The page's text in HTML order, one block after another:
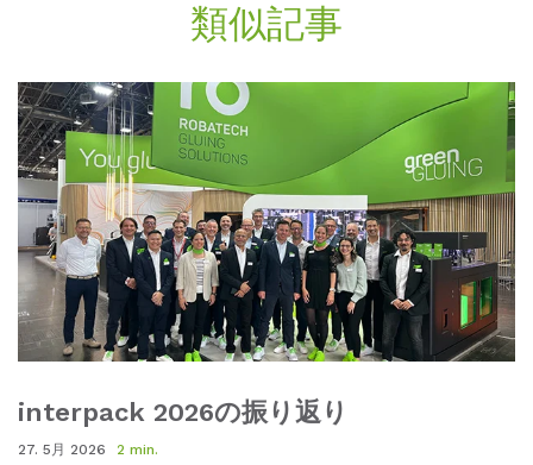
類似記事
interpack 2026の振り返り
27. 5月 2026 2 min.